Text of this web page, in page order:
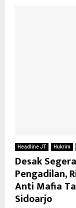
Headline JT Hukrim
Desak
Pengadilan,
Anti Mafia
Sidoarjo